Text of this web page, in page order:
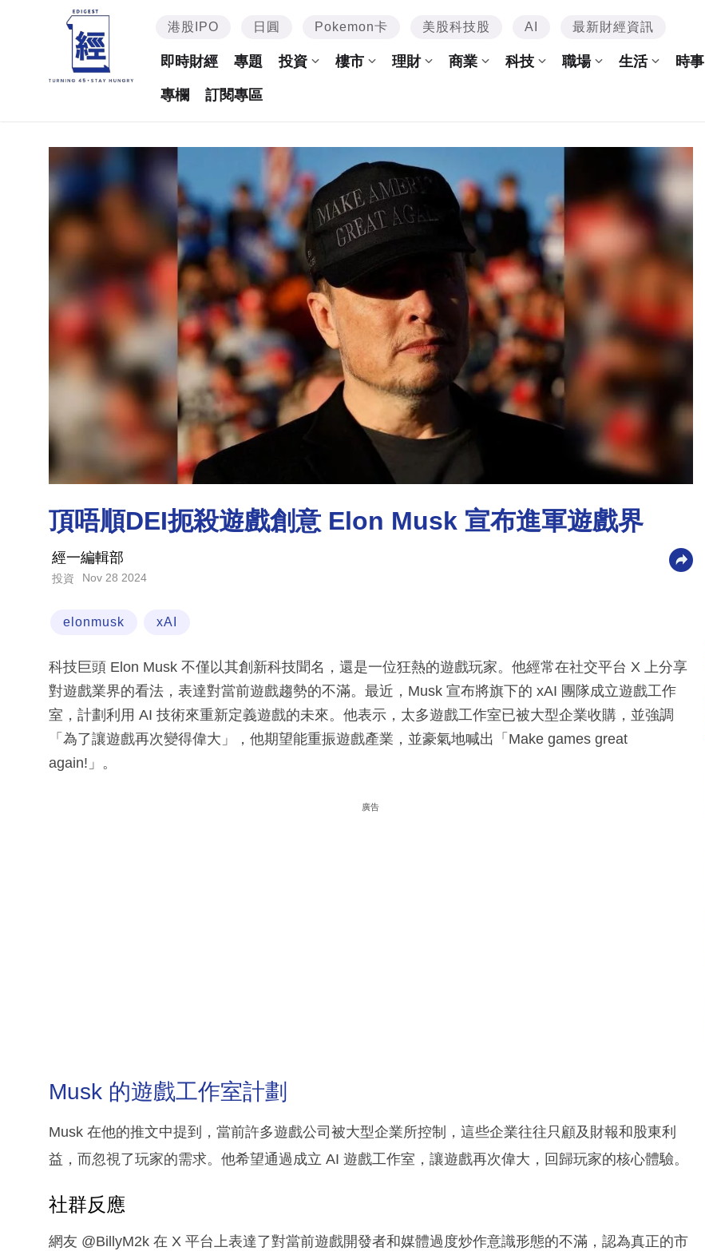
港股IPO 日圓 Pokemon卡 美股科技股 AI 最新財經資訊
即時財經 專題 投資 樓市 理財 商業 科技 職場 生活 時事
專欄 訂閱專區
頂唔順DEI扼殺遊戲創意 Elon Musk 宣布進軍遊戲界
經一編輯部
投資 Nov 28 2024
elonmusk xAI
科技巨頭 Elon Musk 不僅以其創新科技聞名，還是一位狂熱的遊戲玩家。他經常在社交平台 X 上分享
對遊戲業界的看法，表達對當前遊戲趨勢的不滿。最近，Musk 宣布將旗下的 xAI 團隊成立遊戲工作
室，計劃利用 AI 技術來重新定義遊戲的未來。他表示，太多遊戲工作室已被大型企業收購，並強調
「為了讓遊戲再次變得偉大」，他期望能重振遊戲產業，並豪氣地喊出「Make games great
again!」。
廣告
Musk 的遊戲工作室計劃
Musk 在他的推文中提到，當前許多遊戲公司被大型企業所控制，這些企業往往只顧及財報和股東利
益，而忽視了玩家的需求。他希望通過成立 AI 遊戲工作室，讓遊戲再次偉大，回歸玩家的核心體驗。
社群反應
網友 @BillyM2k 在 X 平台上表達了對當前遊戲開發者和媒體過度炒作意識形態的不滿，認為真正的市